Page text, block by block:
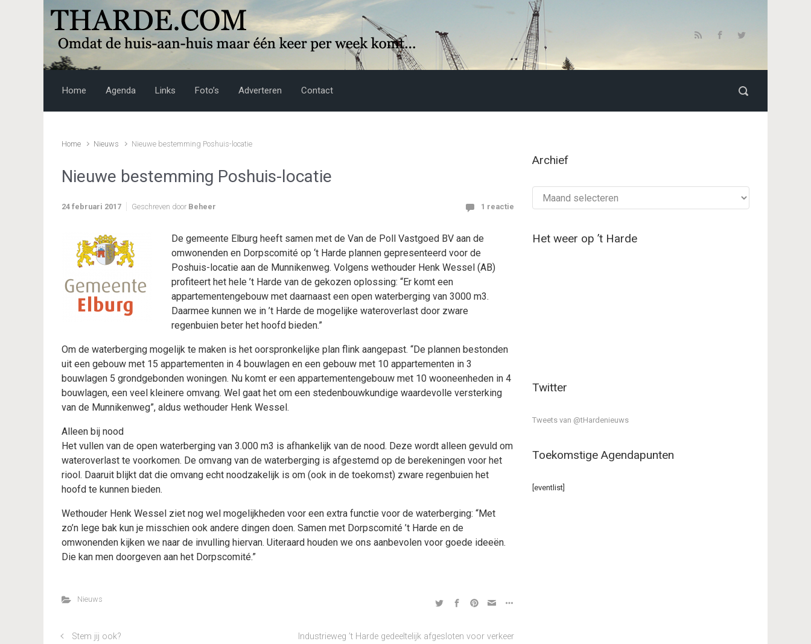
Skip to main content
Home Agenda Links Foto’s Adverteren Contact
Home Nieuws Nieuwe bestemming Poshuis-locatie
Nieuwe bestemming Poshuis-locatie
24 februari 2017 Geschreven door Beheer 1 reactie
De gemeente Elburg heeft samen met de Van de Poll Vastgoed BV aan de
omwonenden en Dorpscomité op ‘t Harde plannen gepresenteerd voor de
Poshuis-locatie aan de Munnikenweg. Volgens wethouder Henk Wessel (AB)
profiteert het hele ’t Harde van de gekozen oplossing: “Er komt een
appartementengebouw met daarnaast een open waterberging van 3000 m3.
Daarmee kunnen we in ’t Harde de mogelijke wateroverlast door zware
regenbuien beter het hoofd bieden.”
Om de waterberging mogelijk te maken is het oorspronkelijke plan flink aangepast. “De plannen bestonden
uit een gebouw met 15 appartementen in 4 bouwlagen en een gebouw met 10 appartementen in 3
bouwlagen 5 grondgebonden woningen. Nu komt er een appartementengebouw met 10 wooneenheden in 4
bouwlagen, een veel kleinere omvang. Wel gaat het om een stedenbouwkundige waardevolle versterking
van de Munnikenweg”, aldus wethouder Henk Wessel.
Alleen bij nood
Het vullen van de open waterberging van 3.000 m3 is afhankelijk van de nood. Deze wordt alleen gevuld om
wateroverlast te voorkomen. De omvang van de waterberging is afgestemd op de berekeningen voor het
riool. Daaruit blijkt dat die omvang echt noodzakelijk is om (ook in de toekomst) zware regenbuien het
hoofd te kunnen bieden.
Wethouder Henk Wessel ziet nog wel mogelijkheden voor een extra functie voor de waterberging: “Met
zo’n lege bak kun je misschien ook andere dingen doen. Samen met Dorpscomité ’t Harde en de
omwonenden kijken we naar de invulling hiervan. Uiteraard houden we ons aanbevolen voor goede ideeën.
Die kan men doorgeven aan het Dorpscomité.”
Nieuws
Stem jij ook? Industrieweg ’t Harde gedeeltelijk afgesloten voor verkeer
Archief
Het weer op ’t Harde
Twitter
Tweets van @tHardenieuws
Toekomstige Agendapunten
[eventlist]